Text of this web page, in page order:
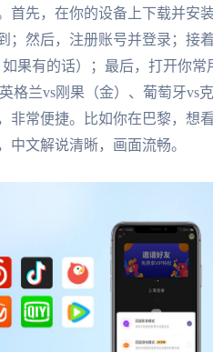
首先，在你的设备上下载并安
；然后，注册账号并登录；接
如果有的话）；最后，打开你
格兰vs刚果（金）、葡萄牙vs
非常便捷。比如你在巴黎，想
中文解说清晰，画面流畅。